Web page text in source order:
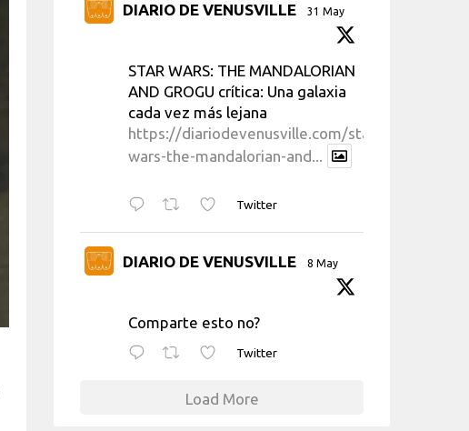
DIARIO DE VENUSVILLE 31 May
STAR WARS: THE MANDALORIAN
AND GROGU crítica: Una galaxia
cada vez más lejana
https://diariodevenusville.com/star-
wars-the-mandalorian-and...
Twitter
DIARIO DE VENUSVILLE 8 May
Comparte esto no?
Twitter
Load More